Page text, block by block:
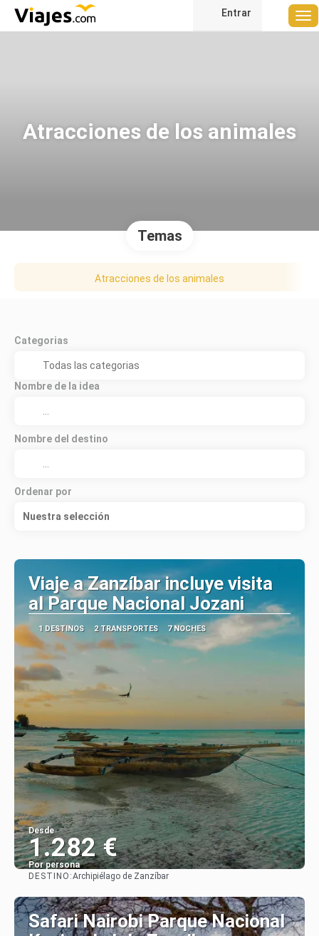
Entrar
Atracciones de los animales
Temas
Atracciones de los animales
Categorias
Nombre de la idea
Nombre del destino
Ordenar por
Nuestra selección
Viaje a Zanzíbar incluye visita
al Parque Nacional Jozani
1 DESTINOS 2 TRANSPORTES 7 NOCHES
Desde
1.282 €
Por persona
DESTINO:Archipiélago de Zanzíbar
Safari Nairobi Parque Nacional